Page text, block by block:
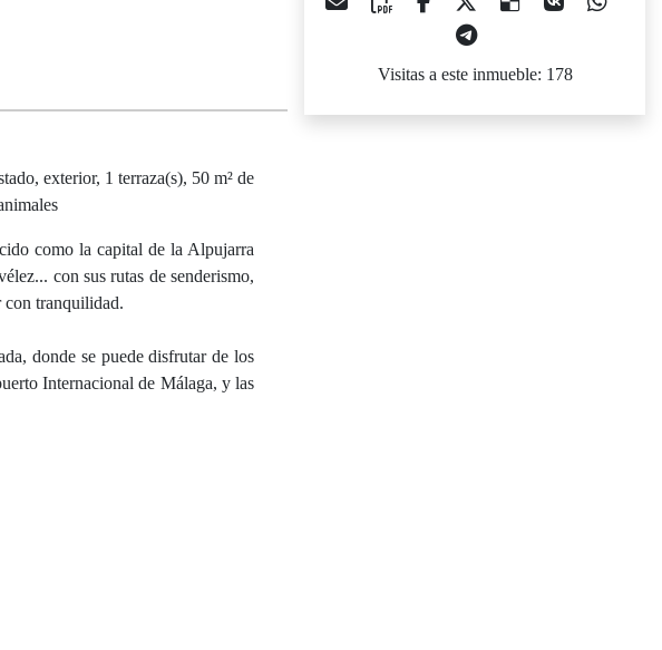
exterior, 1 terraza(s), 50 m² de
como la capital de la Alpujarra
con sus rutas de senderismo,
con tranquilidad.
donde se puede disfrutar de los
Internacional de Málaga, y las
Visitas a este inmueble: 178